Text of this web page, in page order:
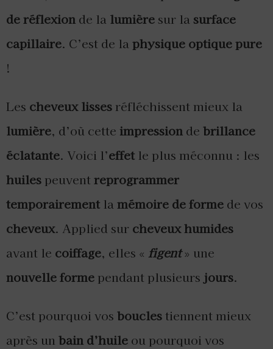
de réflexion de la lumièresur la surface
capillaire. C’est de la physique optique pure
!
Les cheveux lisses réfléchissent mieux la
lumière, d’où cette impression de brillance
éclatante. Voici l’effet le plus méconnu : les
huiles peuvent reprogrammer
temporairement la mémoire de forme de vos
cheveux. Applied sur cheveux humides
avant le coiffage, elles « figent» une
nouvelle forme pendant plusieurs jours.
C’est pourquoi vos bouclestiennent mieux
après un bain d’huile ou pourquoi vos